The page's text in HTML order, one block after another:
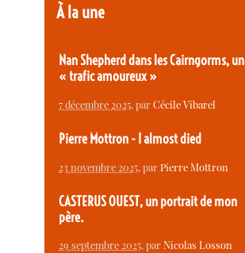
À la une
Nan Shepherd dans les Cairngorms, un
« trafic amoureux »
7 décembre 2025, parCécile Vibarel
Pierre Mottron - I almost died
23 novembre 2025, parPierre Mottron
CASTERUS OUEST, un portrait de mon
père.
29 septembre 2025, parNicolas Losson